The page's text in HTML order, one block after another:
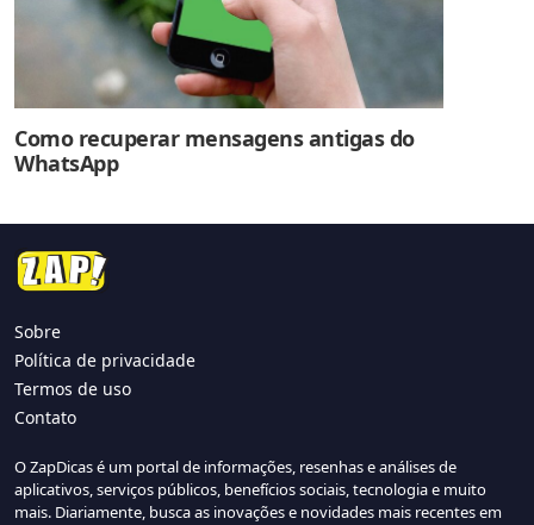
Como recuperar mensagens antigas do
WhatsApp
Sobre
Política de privacidade
Termos de uso
Contato
O ZapDicas é um portal de informações, resenhas e análises de
aplicativos, serviços públicos, benefícios sociais, tecnologia e muito
mais. Diariamente, busca as inovações e novidades mais recentes em